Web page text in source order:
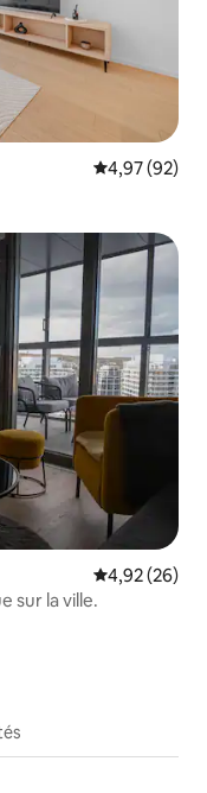
Évaluation
4,97 (92)
Évaluation
4,92 (26)
sur la ville.